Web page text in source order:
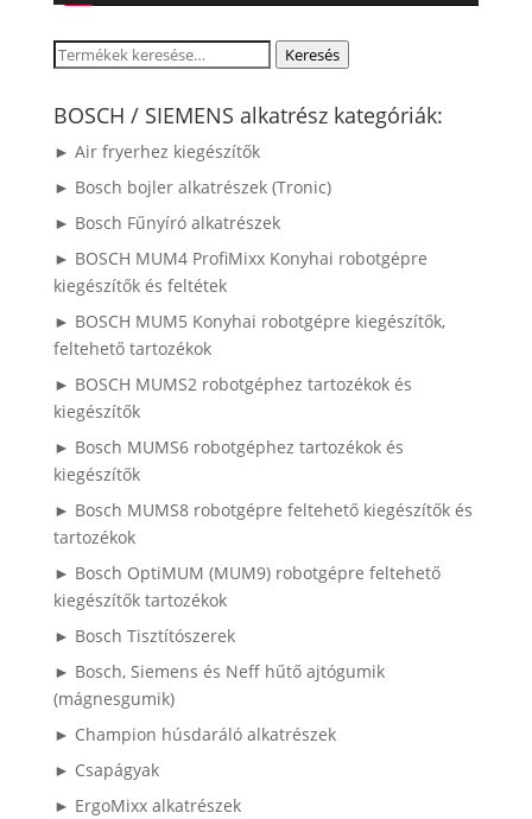
Keresés
következőre:
Keresés
BOSCH / SIEMENS alkatrész kategóriák:
► Air fryerhez kiegészítők
► Bosch bojler alkatrészek (Tronic)
► Bosch Fűnyíró alkatrészek
► BOSCH MUM4 ProfiMixx Konyhai robotgépre
kiegészítők és feltétek
► BOSCH MUM5 Konyhai robotgépre kiegészítők,
feltehető tartozékok
► BOSCH MUMS2 robotgéphez tartozékok és
kiegészítők
► Bosch MUMS6 robotgéphez tartozékok és
kiegészítők
► Bosch MUMS8 robotgépre feltehető kiegészítők és
tartozékok
► Bosch OptiMUM (MUM9) robotgépre feltehető
kiegészítők tartozékok
► Bosch Tisztítószerek
► Bosch, Siemens és Neff hűtő ajtógumik
(mágnesgumik)
► Champion húsdaráló alkatrészek
► Csapágyak
► ErgoMixx alkatrészek